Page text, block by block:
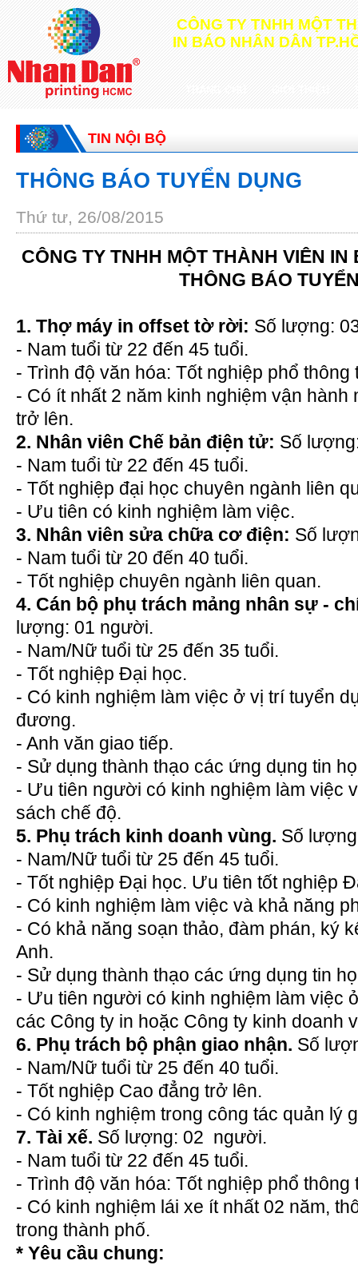
CÔNG TY TNHH MỘT
IN BÁO NHÂN DÂN
TIN NỘI BỘ
THÔNG BÁO TUYỂN DỤNG
Thứ tư, 26/08/2015
CÔNG TY TNHH MỘT THÀNH VIÊN
THÔNG BÁO
1. Thợ máy in offset tờ rời: Số lượng:
- Nam tuổi từ 22 đến 45 tuổi.
- Trình độ văn hóa: Tốt nghiệp phổ thông
- Có ít nhất 2 năm kinh nghiệm vận
trở lên.
2. Nhân viên Chế bản điện tử: Số
- Nam tuổi từ 22 đến 45 tuổi.
- Tốt nghiệp đại học chuyên ngành liên
- Ưu tiên có kinh nghiệm làm việc.
3. Nhân viên sửa chữa cơ điện: Số
- Nam tuổi từ 20 đến 40 tuổi.
- Tốt nghiệp chuyên ngành liên quan.
4. Cán bộ phụ trách mảng nhân sự -
lượng: 01 người.
- Nam/Nữ tuổi từ 25 đến 35 tuổi.
- Tốt nghiệp Đại học.
- Có kinh nghiệm làm việc ở vị trí tuyển
đương.
- Anh văn giao tiếp.
- Sử dụng thành thạo các ứng dụng tin
- Ưu tiên người có kinh nghiệm làm việc
sách chế độ.
5. Phụ trách kinh doanh vùng. Số
- Nam/Nữ tuổi từ 25 đến 45 tuổi.
- Tốt nghiệp Đại học. Ưu tiên tốt nghiệp
- Có kinh nghiệm làm việc và khả năng
- Có khả năng soạn thảo, đàm phán, ký
Anh.
- Sử dụng thành thạo các ứng dụng tin
- Ưu tiên người có kinh nghiệm làm việc
các Công ty in hoặc Công ty kinh doanh
6. Phụ trách bộ phận giao nhận. Số
- Nam/Nữ tuổi từ 25 đến 40 tuổi.
- Tốt nghiệp Cao đẳng trở lên.
- Có kinh nghiệm trong công tác quản lý
7. Tài xế. Số lượng: 02 người.
- Nam tuổi từ 22 đến 45 tuổi.
- Trình độ văn hóa: Tốt nghiệp phổ thông
- Có kinh nghiệm lái xe ít nhất 02 năm,
trong thành phố.
* Yêu cầu chung: